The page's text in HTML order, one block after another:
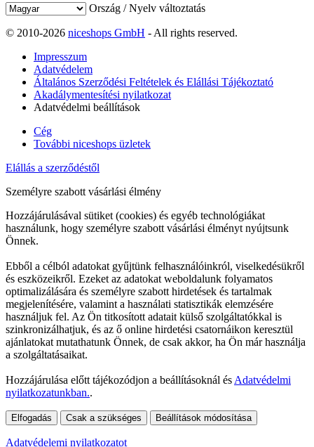
Ország / Nyelv változtatás
© 2010-2026 niceshops GmbH - All rights reserved.
Impresszum
Adatvédelem
Általános Szerződési Feltételek és Elállási Tájékoztató
Akadálymentesítési nyilatkozat
Adatvédelmi beállítások
Cég
További niceshops üzletek
Elállás a szerződéstől
Személyre szabott vásárlási élmény
Hozzájárulásával sütiket (cookies) és egyéb technológiákat
használunk, hogy személyre szabott vásárlási élményt nyújtsunk
Önnek.
Ebből a célból adatokat gyűjtünk felhasználóinkról, viselkedésükről
és eszközeikről. Ezeket az adatokat weboldalunk folyamatos
optimalizálására és személyre szabott hirdetések és tartalmak
megjelenítésére, valamint a használati statisztikák elemzésére
használjuk fel. Az Ön titkosított adatait külső szolgáltatókkal is
szinkronizálhatjuk, és az ő online hirdetési csatornáikon keresztül
ajánlatokat mutathatunk Önnek, de csak akkor, ha Ön már használja
a szolgáltatásaikat.
Hozzájárulása előtt tájékozódjon a beállításoknál és Adatvédelmi
nyilatkozatunkban..
Elfogadás Csak a szükséges Beállítások módosítása
Adatvédelemi nyilatkozatot